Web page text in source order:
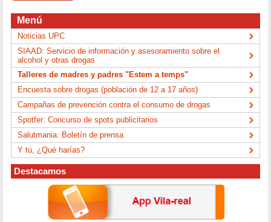
Menú
Noticias UPC
SIAAD: Servicio de información y asesoramiento sobre el
alcohol y otras drogas
Talleres de madres y padres "Estem a temps"
Encuesta sobre drogas (población de 12 a 17 años)
Campañas de prevención contra el consumo de drogas
Spotfer: Concurso de spots publicitarios
Salutmania: Boletín de prensa
Y tú, ¿Qué harías?
Destacamos